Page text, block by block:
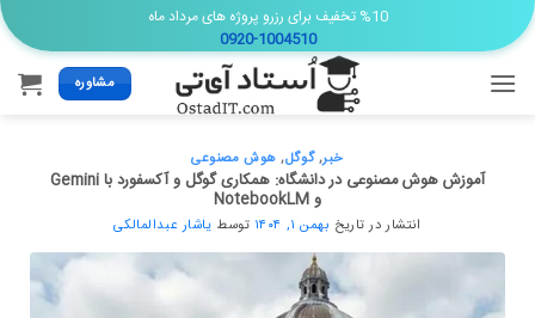
Skip
to
content
%10 تخفیف برای رزرو پروژه های مرداد ماه
0920-1004510
مشاوره
خبر,گوگل, هوش مصنوعی
آموزش هوش مصنوعی در دانشگاه: همکاری گوگل و آکسفورد با Gemini
و NotebookLM
انتشار در تاریخ بهمن ۱, ۱۴۰۴ توسط یاشار عبدالمالکی